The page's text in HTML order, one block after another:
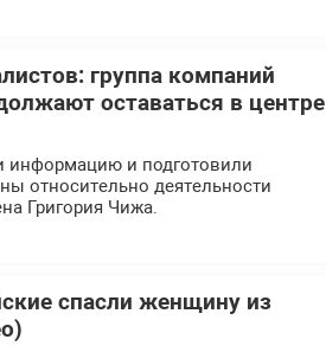
группа компаний
оставаться в центре
информацию и подготовили
относительно деятельности
Григория Чижа.
спасли женщину из